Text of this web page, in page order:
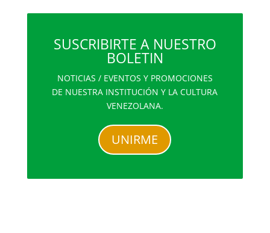
SUSCRIBIRTE A NUESTRO
BOLETIN
NOTICIAS / EVENTOS Y PROMOCIONES
DE NUESTRA INSTITUCIÓN Y LA CULTURA
VENEZOLANA.
UNIRME